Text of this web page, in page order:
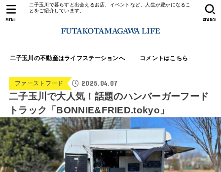
二子玉川で暮らすと出会えるお店、イベントなど、人生が豊かになるこ
とをご紹介しています。
二子玉川の不動産はライフステーションへ コメントはこちら
SEARCH
MENU
ファーストフード 2025.04.07
二子玉川で大人気！話題のハンバーガーフード
トラック「BONNIE&FRIED.tokyo」